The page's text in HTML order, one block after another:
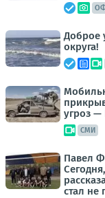
Доброе
округа!
угроз —
СМИ
Павел
стал не